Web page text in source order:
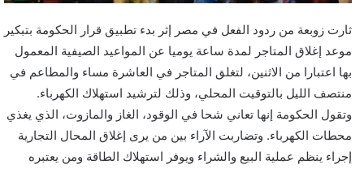
ا
ثارت زوبعة من ردود الفعل في مصر إثر بدء تطبيق قرار الحكومة بتبكير
موعد إغلاق المتاجر لمدة ساعة يوميا عن المواعيد الصيفية المعمول
بها اعتبارا من الاثنين، لتغلق المتاجر في العاشرة مساء والمطاعم في
منتصف الليل بالتوقيت المحلي، وذلك لترشيد استهلاك الكهرباء.
وتقول الحكومة إنها تعاني شحا في الوقود، الغاز والمازوت، الذي يغذي
محطات الكهرباء. وتضاربت الآراء بين من يرى إغلاق المحال التجارية
إجراء ينظم عملية البيع والشراء ويوفر استهلاك الطاقة ومن يعتبره